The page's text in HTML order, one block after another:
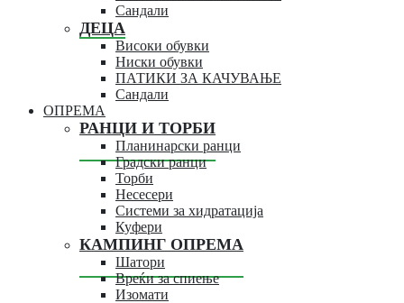
Сандали
ДЕЦА
Високи обувки
Ниски обувки
ПАТИКИ ЗА КАЧУВАЊЕ
Сандали
ОПРЕМА
РАНЦИ И ТОРБИ
Планинарски ранци
Градски ранци
Торби
Несесери
Системи за хидратација
Куфери
КАМПИНГ ОПРЕМА
Шатори
Вреќи за спиење
Изомати